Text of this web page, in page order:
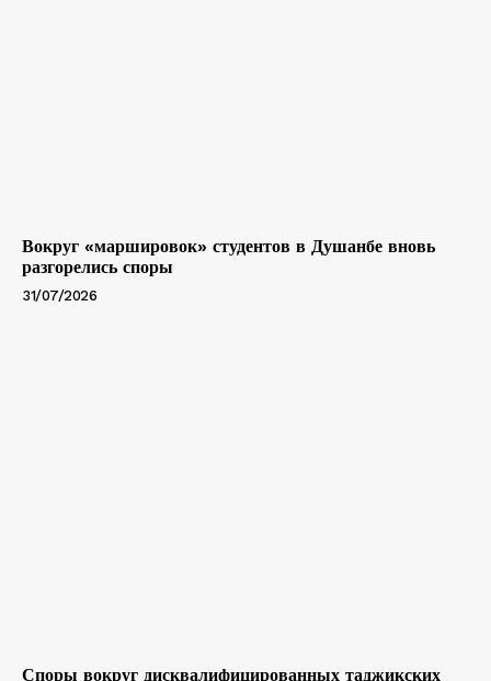
Вокруг «маршировок» студентов в Душанбе вновь
разгорелись споры
31/07/2026
Споры вокруг дисквалифицированных таджикских